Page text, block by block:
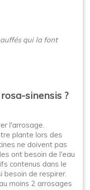
qui la font
sinensis ?
l'arrosage.
plante lors des
ne doivent pas
ont besoin de l'eau
contenus dans le
besoin de respirer.
moins 2 arrosages